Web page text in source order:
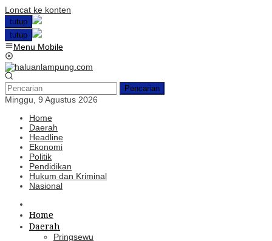
Loncat ke konten
tutup
tutup
Menu Mobile
Pencarian
Minggu, 9 Agustus 2026
Home
Daerah
Headline
Ekonomi
Politik
Pendidikan
Hukum dan Kriminal
Nasional
Home
Daerah
Pringsewu